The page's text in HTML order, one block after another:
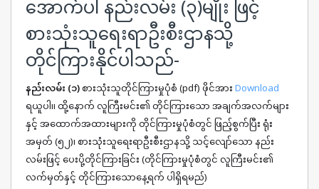
အောက်ပါ နည်းလမ်း (၃)မျိုး ဖြင့်
စားသုံးသူရေးရာဦးစီးဌာနသို့
တိုင်ကြားနိုင်ပါသည်-
နည်းလမ်း (၁)စားသုံးသူတိုင်ကြားမှုပုံစံ (pdf) ဖိုင်အားDownload
ရယူပါ။ ထို့နောက် လူကြီးမင်း၏ တိုင်ကြားသော အချက်အလက်များ
နှင့် အထောက်အထားများကို တိုင်ကြားမှုပုံစံတွင် ဖြည့်စွက်ပြီး ရုံး
အမှတ် (၅၂)၊ စားသုံးသူရေးရာဦးစီးဌာနသို့ သင့်လျော်သော နည်း
လမ်းဖြင့် ပေးပို့တိုင်ကြားခြင်း (တိုင်ကြားမှုပုံစံတွင် လူကြီးမင်း၏
လက်မှတ်နှင့် တိုင်ကြားသောနေ့ရက် ပါရှိရမည်)